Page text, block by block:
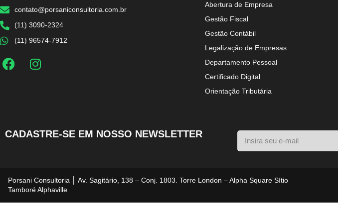
contato@porsaniconsultoria.com.br
(11) 3090-2324
(11) 96574-7912
Abertura de Empresa
Gestão Fiscal
Gestão Contábil
Legalização de Empresas
Departamento Pessoal
Certificado Digital
Orientação Tributária
CADASTRE-SE EM NOSSO NEWSLETTER
Porsani Consultoria │ Av. Sagitário, 138 – Conj. 1803. Torre London – Alpha Square Sítio
Tamboré Alphaville